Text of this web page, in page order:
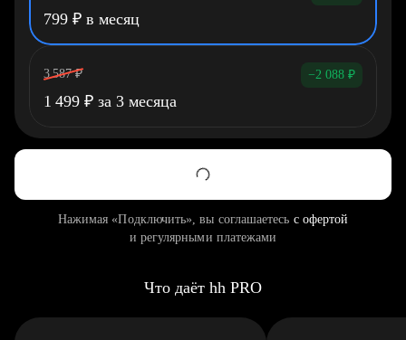
799 ₽ в месяц
3 587 ₽ −2 088 ₽
1 499 ₽ за 3 месяца
Нажимая «Подключить», вы соглашаетесь с офертой
и регулярными платежами
Что даёт hh PRO